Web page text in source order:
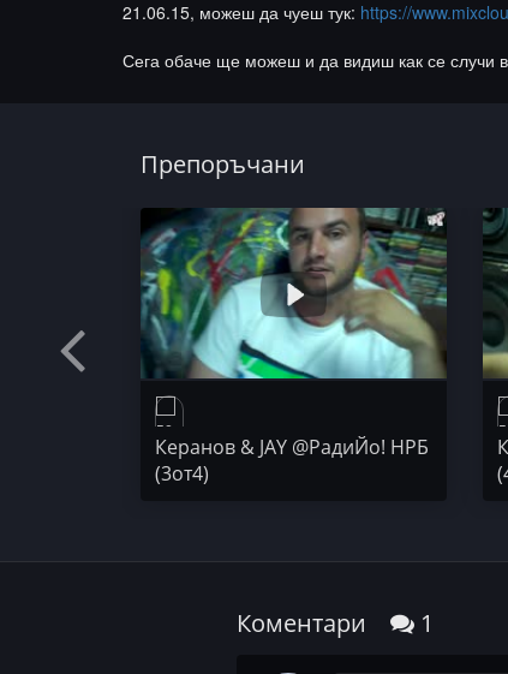
21.06.15, можеш да чуеш тук: https://
Сега обаче ще можеш и да видиш как се случи
Препоръчани
50 STOTINKI
Керанов & JAY @РадиЙо! НРБ
(3от4)
Коментари 1